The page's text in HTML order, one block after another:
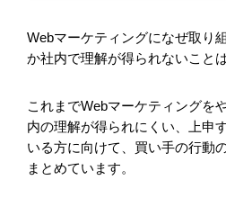
Webマーケティングになぜ取り
か社内で理解が得られないこと
これまでWebマーケティングを
内の理解が得られにくい、上申
いる方に向けて、買い手の行動
まとめています。